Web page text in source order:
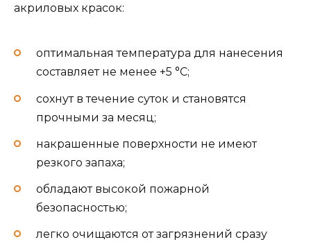
акриловых красок:
оптимальная температура для нанесения
составляет не менее +5 °C;
сохнут в течение суток и становятся
прочными за месяц;
накрашенные поверхности не имеют
резкого запаха;
обладают высокой пожарной
безопасностью;
легко очищаются от загрязнений сразу